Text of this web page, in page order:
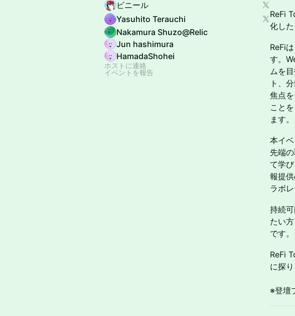
ビニール
Yasuhito Terauchi
Nakamura Shuzo@Relic
Jun hashimura
HamadaShohei
ホストに連絡
イベントを報告
ReFi
化し
ReFi
す。
ムを
ト、
焦点
こと
ます。
本イ
先端
て学
報提
ラボ
持続
たい
です。
ReFi
に探り
※登壇